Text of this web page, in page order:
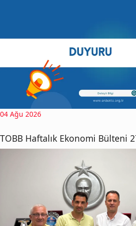
04 Ağu 2026
TOBB Haftalık Ekonomi Bülteni